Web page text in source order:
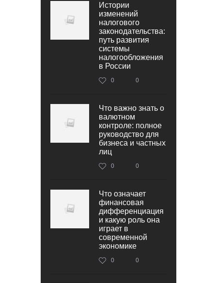
Истории
изменений
налогового
законодательства:
путь развития
системы
налогообложения
в России
0 0
Что важно знать о
валютном
контроле: полное
руководство для
бизнеса и частных
лиц
0 0
Что означает
финансовая
дифференциация
и какую роль она
играет в
современной
экономике
0 0